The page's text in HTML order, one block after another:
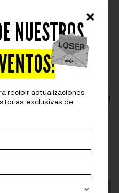
NUESTROS
recibir actualizaciones
exclusivas de
OUR PRIVATE EVENTS
EN EL
FALABELLA
un espacio donde el
y líderes con aprendizajes
2025